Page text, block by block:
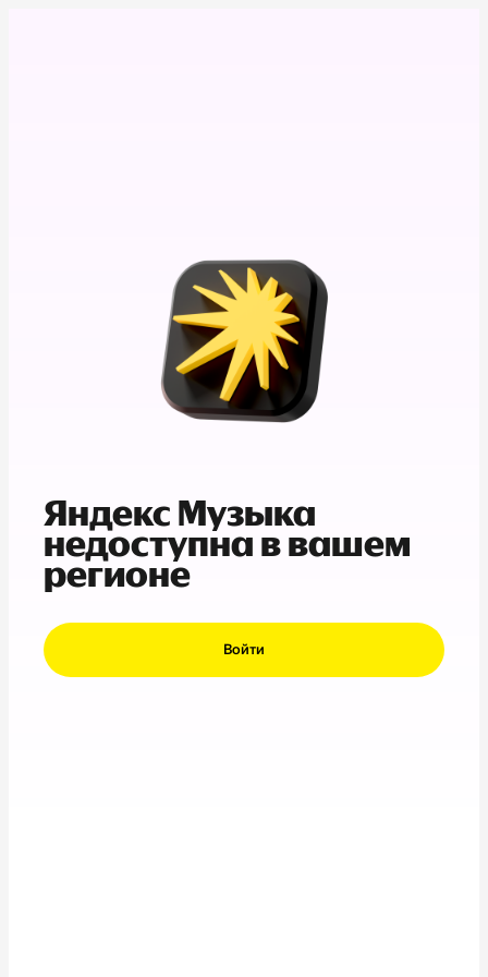
Яндекс Музыка
недоступна в вашем
регионе
Войти